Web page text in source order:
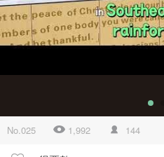
No.025 1,992 144